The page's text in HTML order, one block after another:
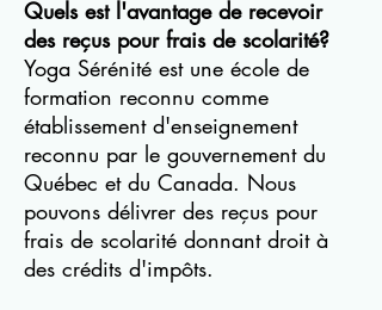
Quels est l'avantage de recevoir
des reçus pour frais de scolarité?
Yoga Sérénité est une école de
formation reconnu comme
établissement d'enseignement
reconnu par le gouvernement du
Québec et du Canada. Nous
pouvons délivrer des reçus pour
frais de scolarité donnant droit à
des crédits d'impôts.